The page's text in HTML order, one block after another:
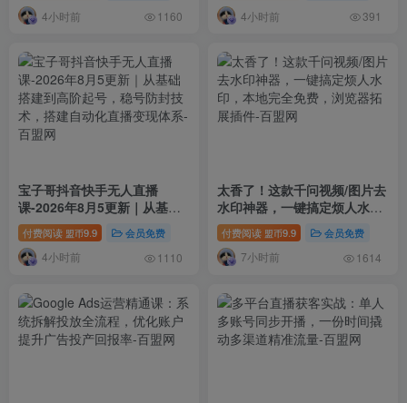
4小时前 1160 4小时前 391
宝子哥抖音快手无人直播
课-2026年8月5更新｜从基础
搭建到高阶起号，稳号防封技
术，搭建自动化直播变现体系
付费阅读 盟币9.9 会员免费
4小时前 1110
太香了！这款千问视频/图片去
水印神器，一键搞定烦人水
印，本地完全免费，浏览器拓
展插件
付费阅读 盟币9.9 会员免费
7小时前 1614